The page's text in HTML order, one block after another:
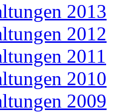
2013
2012
2011
2010
2009